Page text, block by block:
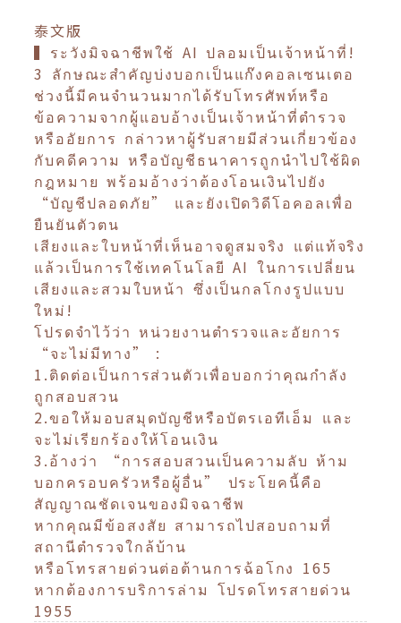
泰文版
▍ระวังมิจฉาชีพใช้ AI ปลอมเป็นเจ้าหน้าที่!
3 ลักษณะสำคัญบ่งบอกเป็นแก๊งคอลเซนเตอ
ช่วงนี้มีคนจำนวนมากได้รับโทรศัพท์หรือ
ข้อความจากผู้แอบอ้างเป็นเจ้าหน้าที่ตำรวจ
หรืออัยการ กล่าวหาผู้รับสายมีส่วนเกี่ยวข้อง
กับคดีความ หรือบัญชีธนาคารถูกนำไปใช้ผิด
กฎหมาย พร้อมอ้างว่าต้องโอนเงินไปยัง
“บัญชีปลอดภัย” และยังเปิดวิดีโอคอลเพื่อ
ยืนยันตัวตน
เสียงและใบหน้าที่เห็นอาจดูสมจริง แต่แท้จริง
แล้วเป็นการใช้เทคโนโลยี AI ในการเปลี่ยน
เสียงและสวมใบหน้า ซึ่งเป็นกลโกงรูปแบบ
ใหม่!
โปรดจำไว้ว่า หน่วยงานตำรวจและอัยการ
“จะไม่มีทาง” :
1.ติดต่อเป็นการส่วนตัวเพื่อบอกว่าคุณกำลัง
ถูกสอบสวน
2.ขอให้มอบสมุดบัญชีหรือบัตรเอทีเอ็ม และ
จะไม่เรียกร้องให้โอนเงิน
3.อ้างว่า “การสอบสวนเป็นความลับ ห้าม
บอกครอบครัวหรือผู้อื่น” ประโยคนี้คือ
สัญญาณชัดเจนของมิจฉาชีพ
หากคุณมีข้อสงสัย สามารถไปสอบถามที่
สถานีตำรวจใกล้บ้าน
หรือโทรสายด่วนต่อต้านการฉ้อโกง 165
หากต้องการบริการล่าม โปรดโทรสายด่วน
1955